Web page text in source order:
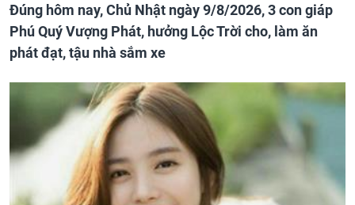
Đúng hôm nay, Chủ Nhật ngày 9/8/2026, 3 con giáp
Phú Quý Vượng Phát, hưởng Lộc Trời cho, làm ăn
phát đạt, tậu nhà sắm xe